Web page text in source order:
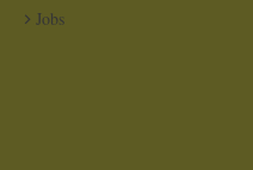
Jobs